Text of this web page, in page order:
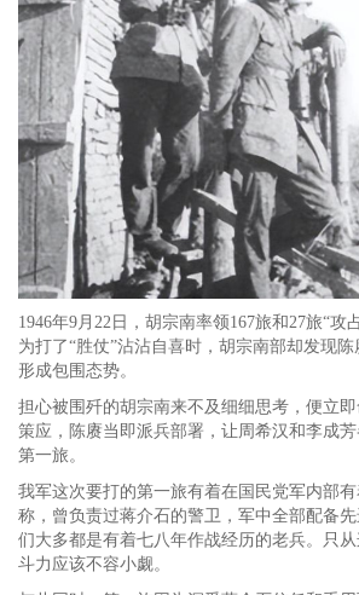
1946年9月22日，胡宗南率领167旅和27旅“攻
为打了“胜仗”沾沾自喜时，胡宗南部却发现
形成包围态势。
担心被围歼的胡宗南来不及细细思考，便立
策应，陈赓当即派兵部署，让周希汉和李成
第一旅。
我军这次要打的第一旅有着在国民党军内部
称，曾负责过蒋介石的警卫，军中全部配备
们大多都是有着七八年作战经历的老兵。只
斗力应该不容小觑。